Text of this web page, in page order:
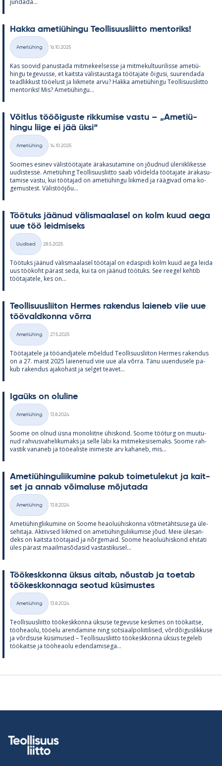
Hakka ame­tiü­hingu Teol­li­suus­liitto men­to­riks!
Kategooriad
Ametiühing
16.10.2025
Kas soo­vid pa­nus­tada mit­me­keel­sesse ja mit­me­kul­tuu­ri­lisse ame­tiü­
hingu te­ge­vusse, et kaitsta vä­lis­taus­taga töö­ta­jate õi­gusi, suu­ren­dada
tead­lik­kust töö­elust ja liik­mete arvu? Hakka ame­tiü­hingu Teol­li­suus­liitto
men­to­riks! Mis? Ame­tiü­hingu...
Võit­lus tööõi­guste rik­ku­mise vastu – „Ame­tiü­
hingu liige ei jää üksi“
Kategooriad
Ametiühing
14.10.2025
Soo­mes esi­nev vä­lis­töö­ta­jate ära­ka­su­ta­mine on jõud­nud üle­riikli­kesse
uu­dis­tesse. Ame­tiü­hing Teol­li­suus­liitto saab või­delda töö­ta­jate ära­ka­su­
ta­mise vastu, kui töö­ta­jad on ame­tiü­hingu liik­med ja rää­gi­vad oma ko­
ge­mus­test. Vä­lis­tööjõu...
Töö­tuks jää­nud vä­lis­maa­la­sel on kolm kuud aega
uue töö leid­mi­seks
Kategooriad
Uudised
28.5.2025
Töö­tuks jää­nud vä­lis­maa­la­sel töö­ta­jal on edas­pidi kolm kuud aega leida
uus töö­koht pä­rast seda, kui ta on jää­nud töö­tuks. See ree­gel keh­tib
töö­ta­ja­tele, kes on...
Teol­li­suus­lii­ton Her­mes ra­ken­dus lai­e­neb viie uue
töö­vald­konna võrra
Kategooriad
Ametiühing
27.5.2025
Töö­ta­ja­tele ja töö­and­ja­tele mõel­dud Teol­li­suus­lii­ton Her­mes ra­ken­dus
on a 27. maist 2025 lai­e­ne­nud viie uue ala võrra. Tänu uu­en­dusele pa­
kub ra­ken­dus aja­ko­hast ja sel­get tea­vet...
Igaüks on olu­line
Kategooriad
Ametiühing
13.8.2024
Soome on ol­nud üsna mo­no­liitne ühis­kond. Soome töö­turg on muu­tu­
nud rah­vus­va­he­li­ku­maks ja selle läbi ka mit­me­ke­si­se­maks. Soome rah­
vas­tik va­na­neb ja töö­ea­liste ini­meste arv ka­ha­neb, mis...
Ame­tiü­hin­gu­lii­ku­mine pa­kub toi­me­tu­le­kut ja kait­
set ja an­nab või­ma­luse mõ­ju­tada
Kategooriad
Ametiühing
13.8.2024
Ame­tiü­hinglii­ku­mine on Soome heao­luü­his­konna võt­me­täht­susega üle­
se­hi­taja. Ak­tiiv­sed liik­med on ame­tiü­hin­gu­lii­ku­mise jõud. Meie üle­san­
deks on kaitsta töö­ta­jaid ja nõr­ge­maid. Soome heao­luü­his­kond ehi­tati
üles pä­rast maa­il­masõ­da­sid vas­tas­ti­kusel...
Töö­kesk­konna ük­sus ai­tab, nõus­tab ja toe­tab
töö­kesk­kon­naga seo­tud kü­si­mus­tes
Kategooriad
Ametiühing
13.8.2024
Teol­li­suus­liitto töö­kesk­konna ük­suse te­ge­vuse kesk­mes on töö­kaitse,
töö­heaolu, töö­elu aren­da­mine ning sot­si­aal­po­lii­ti­li­sed, võrdõi­gus­lik­kuse
ja võrd­suse kü­si­mused – Teol­li­suus­liitto töö­kesk­konna ük­sus te­ge­leb
töö­kaitse ja töö­heaolu eden­da­mi­sega...